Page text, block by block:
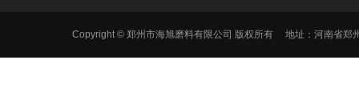
Copyright © 郑州市海旭磨料有限公司 版权所有 地址：河南省